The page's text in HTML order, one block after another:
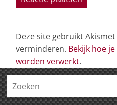
Deze site gebruikt
verminderen. Bekijk hoe
worden verwerkt.